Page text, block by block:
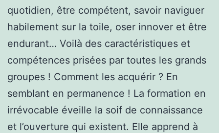
quotidien, être compétent, savoir naviguer
habilement sur la toile, oser innover et être
endurant… Voilà des caractéristiques et
compétences prisées par toutes les grands
groupes ! Comment les acquérir ? En
semblant en permanence ! La formation en
irrévocable éveille la soif de connaissance
et l’ouverture qui existent. Elle apprend à